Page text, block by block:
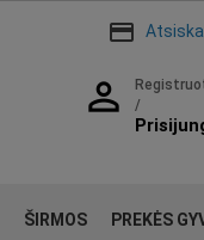
payment
person_outline
/
ŠIRMOS PREKĖS